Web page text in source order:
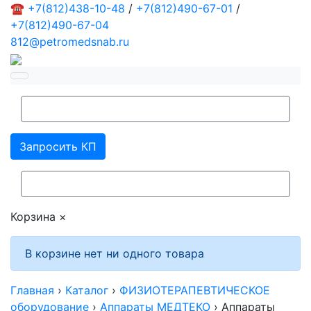
☎ +7(812)438-10-48 / +7(812)490-67-01 /
+7(812)490-67-04
812@petromedsnab.ru
Запросить КП
Корзина ×
В корзине нет ни одного товара
Главная › Каталог › ФИЗИОТЕРАПЕВТИЧЕСКОЕ
оборудование › Аппараты МЕДТЕКО › Аппараты